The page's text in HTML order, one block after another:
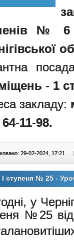
№ 6
- 1
закладу:
11-98.
29-02-2024, 17:21 |
ступеня № 25 -
у
№25